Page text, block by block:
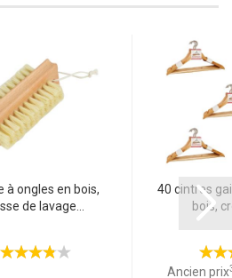
à ongles en bois,
de lavage...
40 cintres
bois,
Ancien prix